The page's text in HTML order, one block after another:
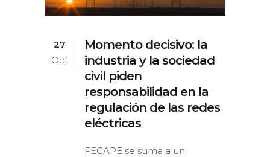
27
Oct
Momento decisivo: la
industria y la sociedad
civil piden
responsabilidad en la
regulación de las redes
eléctricas
FEGAPE se suma a un